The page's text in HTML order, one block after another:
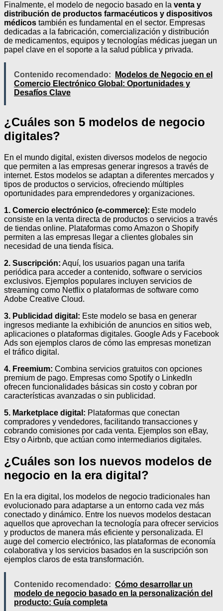
Finalmente, el modelo de negocio basado en la venta y
distribución de productos farmacéuticos y dispositivos
médicos también es fundamental en el sector. Empresas
dedicadas a la fabricación, comercialización y distribución
de medicamentos, equipos y tecnologías médicas juegan un
papel clave en el soporte a la salud pública y privada.
Contenido recomendado:
Modelos de Negocio en el
Comercio Electrónico Global: Oportunidades y
Desafíos Clave
¿Cuáles son 5 modelos de negocio
digitales?
En el mundo digital, existen diversos modelos de negocio
que permiten a las empresas generar ingresos a través de
internet. Estos modelos se adaptan a diferentes mercados y
tipos de productos o servicios, ofreciendo múltiples
oportunidades para emprendedores y organizaciones.
1. Comercio electrónico (e-commerce): Este modelo
consiste en la venta directa de productos o servicios a través
de tiendas online. Plataformas como Amazon o Shopify
permiten a las empresas llegar a clientes globales sin
necesidad de una tienda física.
2. Suscripción: Aquí, los usuarios pagan una tarifa
periódica para acceder a contenido, software o servicios
exclusivos. Ejemplos populares incluyen servicios de
streaming como Netflix o plataformas de software como
Adobe Creative Cloud.
3. Publicidad digital: Este modelo se basa en generar
ingresos mediante la exhibición de anuncios en sitios web,
aplicaciones o plataformas digitales. Google Ads y Facebook
Ads son ejemplos claros de cómo las empresas monetizan
el tráfico digital.
4. Freemium: Combina servicios gratuitos con opciones
premium de pago. Empresas como Spotify o LinkedIn
ofrecen funcionalidades básicas sin costo y cobran por
características avanzadas o sin publicidad.
5. Marketplace digital: Plataformas que conectan
compradores y vendedores, facilitando transacciones y
cobrando comisiones por cada venta. Ejemplos son eBay,
Etsy o Airbnb, que actúan como intermediarios digitales.
¿Cuáles son los nuevos modelos de
negocio en la era digital?
En la era digital, los modelos de negocio tradicionales han
evolucionado para adaptarse a un entorno cada vez más
conectado y dinámico. Entre los nuevos modelos destacan
aquellos que aprovechan la tecnología para ofrecer servicios
y productos de manera más eficiente y personalizada. El
auge del comercio electrónico, las plataformas de economía
colaborativa y los servicios basados en la suscripción son
ejemplos claros de esta transformación.
Contenido recomendado: Cómo desarrollar un
modelo de negocio basado en la personalización del
producto: Guía completa